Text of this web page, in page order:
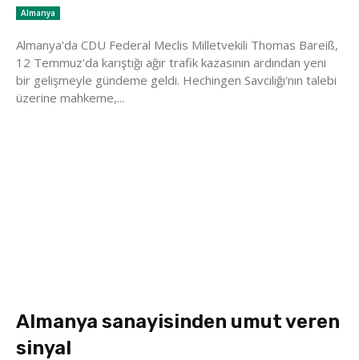
Almanya
Almanya'da CDU Federal Meclis Milletvekili Thomas Bareiß,
12 Temmuz'da karıştığı ağır trafik kazasının ardından yeni
bir gelişmeyle gündeme geldi. Hechingen Savcılığı'nın talebi
üzerine mahkeme,...
Almanya sanayisinden umut veren
sinyal